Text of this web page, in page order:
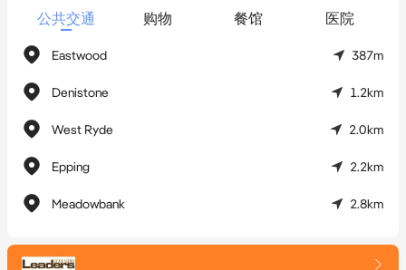
- 年度租金收益：
https://www.beforeyoubuy.com.au/reports/unit-113-52-rowe-
street-eastwood-nsw-2122/strata
详情咨询与看房安排：
手机：0433 738 366
公共交通 购物 餐馆 医院
Eastwood 387m
Denistone 1.2km
West Ryde 2.0km
Epping 2.2km
Meadowbank 2.8km